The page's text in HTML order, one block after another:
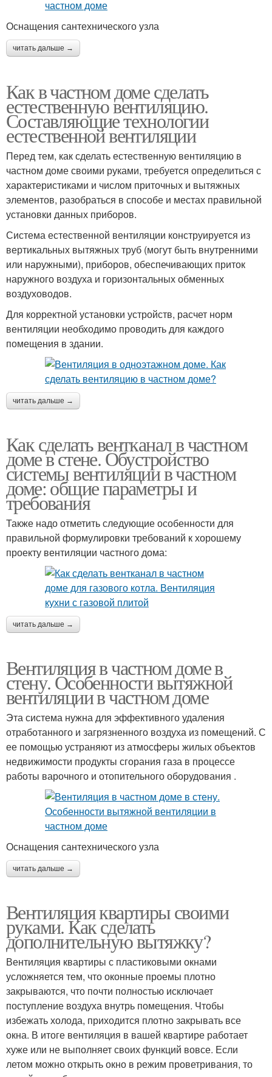
Оснащения сантехнического узла
читать дальше →
Как в частном доме сделать
естественную вентиляцию.
Составляющие технологии
естественной вентиляции
Перед тем, как сделать естественную вентиляцию в
частном доме своими руками, требуется определиться с
характеристиками и числом приточных и вытяжных
элементов, разобраться в способе и местах правильной
установки данных приборов.
Система естественной вентиляции конструируется из
вертикальных вытяжных труб (могут быть внутренними
или наружными), приборов, обеспечивающих приток
наружного воздуха и горизонтальных обменных
воздуховодов.
Для корректной установки устройств, расчет норм
вентиляции необходимо проводить для каждого
помещения в здании.
читать дальше →
Как сделать вентканал в частном
доме в стене. Обустройство
системы вентиляции в частном
доме: общие параметры и
требования
Также надо отметить следующие особенности для
правильной формулировки требований к хорошему
проекту вентиляции частного дома:
читать дальше →
Вентиляция в частном доме в
стену. Особенности вытяжной
вентиляции в частном доме
Эта система нужна для эффективного удаления
отработанного и загрязненного воздуха из помещений. С
ее помощью устраняют из атмосферы жилых объектов
недвижимости продукты сгорания газа в процессе
работы варочного и отопительного оборудования .
Оснащения сантехнического узла
читать дальше →
Вентиляция квартиры своими
руками. Как сделать
дополнительную вытяжку?
Вентиляция квартиры с пластиковыми окнами
усложняется тем, что оконные проемы плотно
закрываются, что почти полностью исключает
поступление воздуха внутрь помещения. Чтобы
избежать холода, приходится плотно закрывать все
окна. В итоге вентиляция в вашей квартире работает
хуже или не выполняет своих функций вовсе. Если
летом можно открыть окно в режим проветривания, то